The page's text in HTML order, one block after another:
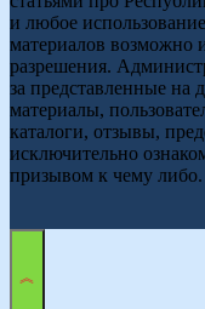
и любое
материалов возможно
разрешения.
за представленные
материалы,
каталоги, отзывы,
исключительно
призывом к чему либо.